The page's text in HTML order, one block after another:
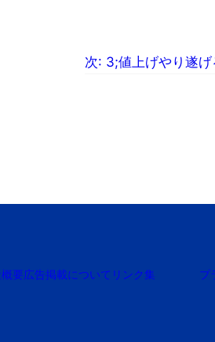
次: 3;値上げやり遂
要広告掲載について リンク集 プ